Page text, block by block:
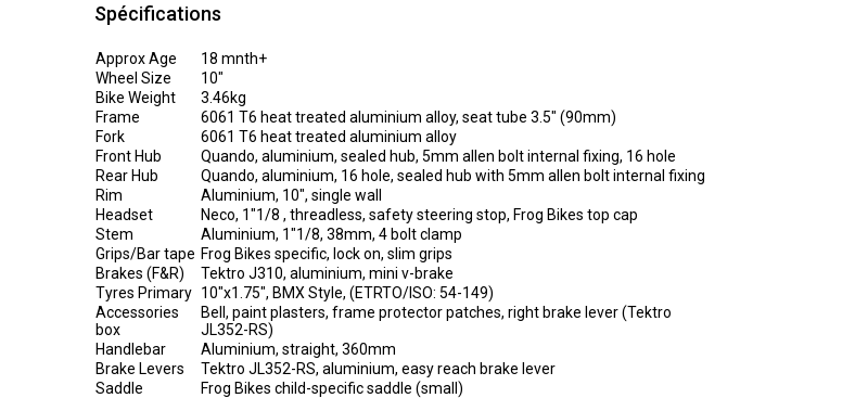
Spécifications
Approx Age
18 mnth+
Wheel Size
10"
Bike Weight
3.46kg
Frame
6061 T6 heat treated aluminium alloy, seat tube 3.5" (90mm)
Fork
6061 T6 heat treated aluminium alloy
Front Hub
Quando, aluminium, sealed hub, 5mm allen bolt internal fixing, 16 hole
Rear Hub
Quando, aluminium, 16 hole, sealed hub with 5mm allen bolt internal fixing
Rim
Aluminium, 10", single wall
Headset
Neco, 1"1/8 , threadless, safety steering stop, Frog Bikes top cap
Stem
Aluminium, 1"1/8, 38mm, 4 bolt clamp
Grips/Bar tape Frog Bikes specific, lock on, slim grips
Brakes (F&R)
Tektro J310, aluminium, mini v-brake
Tyres Primary 10"x1.75", BMX Style, (ETRTO/ISO: 54-149)
Accessories
box
Bell, paint plasters, frame protector patches, right brake lever (Tektro
JL352-RS)
Handlebar
Aluminium, straight, 360mm
Brake Levers
Tektro JL352-RS, aluminium, easy reach brake lever
Saddle
Frog Bikes child-specific saddle (small)